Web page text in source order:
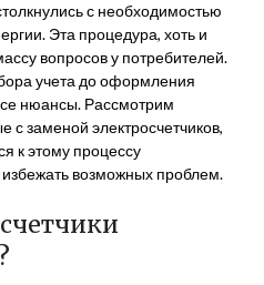
с необходимостью
Эта процедура, хоть и
вопросов у потребителей.
учета до оформления
нюансы. Рассмотрим
с заменой электросчетчиков,
к этому процессу
возможных проблем.